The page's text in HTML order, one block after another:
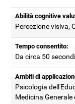
Abilità cognitive
Percezione visiva,
Tempo consentito:
Da circa 50
Ambiti di
Psicologia
Medicina Generale